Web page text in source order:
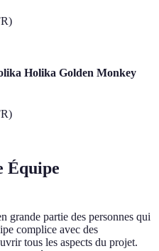
Holika Golden Monkey
Équipe
grande partie des personnes qui
complice avec des
tous les aspects du projet.